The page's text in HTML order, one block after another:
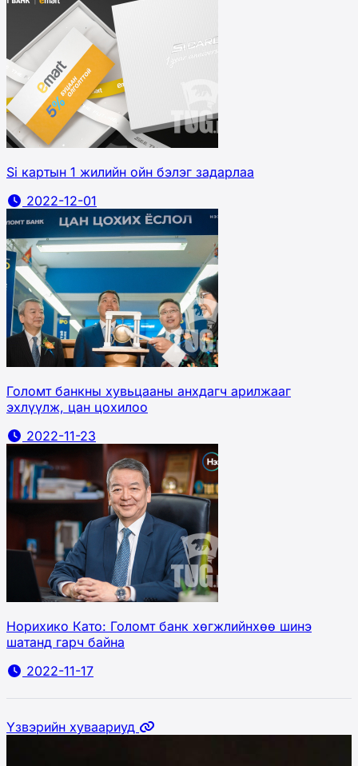
Si картын 1 жилийн ойн бэлэг задарлаа
2022-12-01
Голомт банкны хувьцааны анхдагч арилжааг
эхлүүлж, цан цохилоо
2022-11-23
Норихико Като: Голомт банк хөгжлийнхөө шинэ
шатанд гарч байна
2022-11-17
Үзвэрийн хуваариуд